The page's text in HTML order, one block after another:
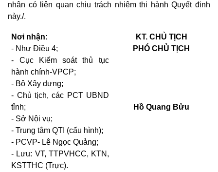
nhân có liên quanchịu trách nhiệmthi hành Quyết định
này./.
Nơi nhận:
- Như Điều4;
- Cục Kiểm soát thủ tục
hành chính-VPCP;
- Bộ Xây dựng;
- Chủ tịch, các PCT UBND
tỉnh;
- Sở Nội vụ;
- TrungtâmQTI (cấu hình);
- PCVP- Lê Ngọc Quảng;
- Lưu: VT, TTPVHCC, KTN,
KSTTHC (Trực).
KT. CHỦ TỊCH
PHÓ CHỦ TỊCH
Hồ Quang Bửu